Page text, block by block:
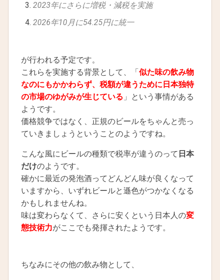
2023年にさらに増税・減税を実施
2026年10月に54.25円に統一
が行われる予定です。
これらを実施する背景として、「似た味の飲み物
なのにもかかわらず、税額が違うために日本独特
の市場のゆがみが生じている 」という事情がある
ようです。
価格競争ではなく、正規のビールをちゃんと売っ
ていきましょうということのようですね。
こんな風にビールの種類で税率が違うのって 日本
だけのようです。
確かに最近の発泡酒ってどんどん味が良くなって
いますから、いずれビールと遜色がつかなくなる
かもしれませんね。
味は変わらなくて、さらに安くという日本人の変
態技術力がここでも発揮されたようです。
ちなみにその他の飲み物として、